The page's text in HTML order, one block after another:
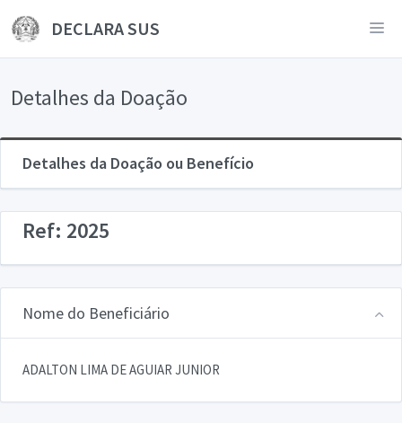
DECLARA SUS
Detalhes da Doação
Detalhes da Doação ou Benefício
Ref: 2025
Nome do Beneficiário
ADALTON LIMA DE AGUIAR JUNIOR